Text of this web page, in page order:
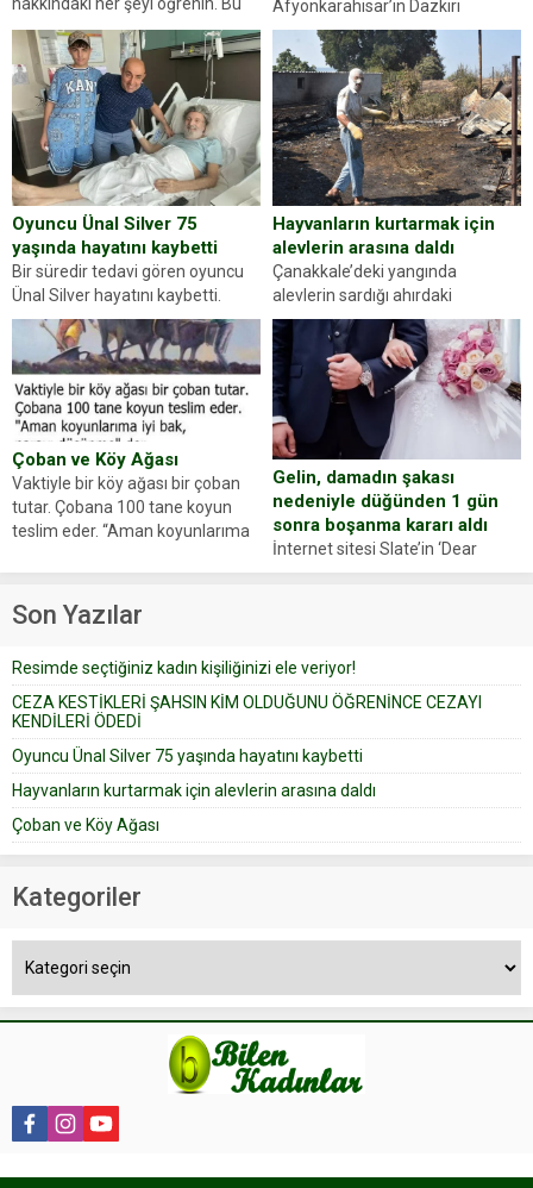
kez karşınıza oldukça farklı bir
kişilik testiyle çıkıyoruz. Resimde
gördüğünüz kadın figürlerinden
dikkatinizi en...
Afyonkarahisar’ın Dazkırı
ilçesinde trafik uygulaması
yapan jandarma ekipleri
durdurdukları bir otomobilin
sürücüsünden ehliyet ve ruhsat
sorup belgelerini istedi. Sürücü
Abdurrahman Ö.nün verdiği
evraklarda eksik olduğunu...
Oyuncu Ünal Silver 75
yaşında hayatını kaybetti
Bir süredir tedavi gören oyuncu
Ünal Silver hayatını kaybetti.
Haberi, oyuncunun menajerlik
ajansı duyurdu. Renda Güner,
sosyal medya hesabında “Usta
Oyuncumuz ve çok değerli
dostumuz...
Hayvanların kurtarmak için
alevlerin arasına daldı
Çanakkale’deki yangında
alevlerin sardığı ahırdaki
hayvanlarını kurtarmak isteyen
Zeki Demir (66) ölümden döndü.
Yüzünde ve ellerinde yanıklar
oluşan Demir, kâbus dolu anları
anlattı… Merkeze bağlı...
Çoban ve Köy Ağası
Vaktiyle bir köy ağası bir çoban
tutar. Çobana 100 tane koyun
teslim eder. “Aman koyunlarıma
Çoban koyunları alır gider. Aylar...
Gelin, damadın şakası
nedeniyle düğünden 1 gün
sonra boşanma kararı aldı
İnternet sitesi Slate’in ‘Dear
Prudence’ isimli tavsiye köşesine
yapıştırdığı için düğünden...
Son Yazılar
Resimde seçtiğiniz kadın kişiliğinizi ele veriyor!
CEZA KESTİKLERİ ŞAHSIN KİM OLDUĞUNU ÖĞRENİNCE CEZAYI
KENDİLERİ ÖDEDİ
Oyuncu Ünal Silver 75 yaşında hayatını kaybetti
Hayvanların kurtarmak için alevlerin arasına daldı
Çoban ve Köy Ağası
Kategoriler